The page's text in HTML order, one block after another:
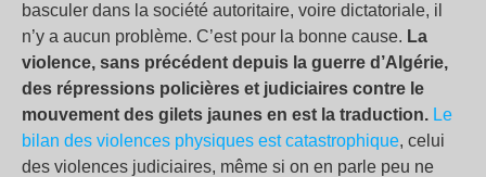
basculer dans la société autoritaire, voire dictatoriale, il
n’y a aucun problème. C’est pour la bonne cause. La
violence, sans précédent depuis la guerre d’Algérie,
des répressions policières et judiciaires contre le
mouvement des gilets jaunes en est la traduction. Le
bilan des violences physiques est catastrophique, celui
des violences judiciaires, même si on en parle peu ne